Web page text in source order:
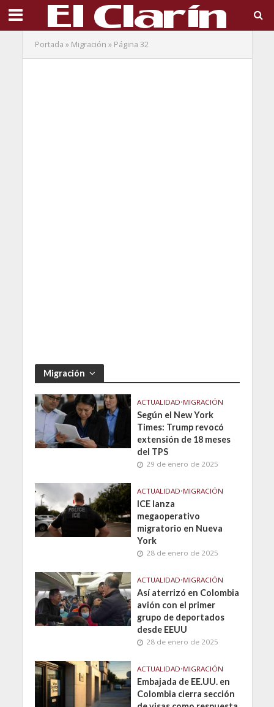
Portada » Migración » Página 32
Migración
ACTUALIDAD•MIGRACIÓN
Según el New York
Times: Trump revocó
extensión de 18 meses
del TPS
29 de enero de 2025
ACTUALIDAD•MIGRACIÓN
ICE lanza
megaoperativo
migratorio en Nueva
York
28 de enero de 2025
ACTUALIDAD•MIGRACIÓN
Así aterrizó en Colombia
avión con el primer
grupo de deportados
desde EEUU
28 de enero de 2025
ACTUALIDAD•MIGRACIÓN
Embajada de EE.UU. en
Colombia cierra sección